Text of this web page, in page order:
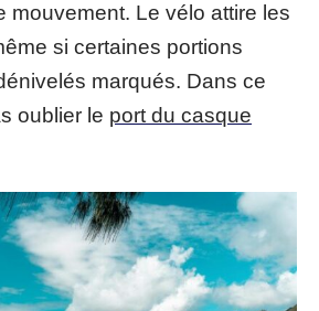
mouvement. Le vélo attire les
si certaines portions
marqués. Dans ce
oublier le port du casque